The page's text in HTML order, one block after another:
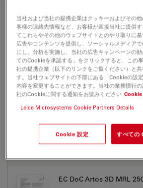
ARTOS 3D
保証書
ARTOS 3D
EC DoC Artos 3D MRL
当社および当社の提携企業はクッキーおよびその
客様の連絡先情報など、お客様が直接当社に提供
てこれらやその他のウェブサイトとのやり取りに
広告やコンテンツを提供し、ソーシャルメディア
にし、分析を実施し、当社の広告キャンペーンの
てのCookieを承認する」をクリックすると、この
社の提携企業（以下のリンクをご覧ください）と
す。当社ウェブサイトの下部にある「Cookieの設
内容を変更することができます。当社の業務慣行
社のCookieに関する通知をお読みください
Leica Microsystems Cookie Partners Details
Cookie 設定 すべての